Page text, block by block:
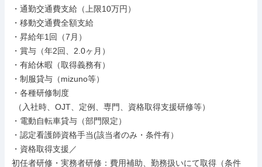
・通勤交通費支給（上限10万円）
・移動交通費全額支給
・昇給年1回（7月）
・賞与（年2回、2.0ヶ月）
・有給休暇（取得義務有）
・制服貸与（mizuno等）
・各種研修制度
・電動自転車貸与（部門限定）
・認定看護師資格手当(該当者のみ・条件有）
・資格取得支援／
初任者研修・実務者研修：費用補助、勤務扱いにて取得（条件